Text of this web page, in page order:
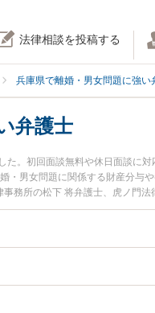
法律相談を投稿する
兵庫県で離婚・男女問題に強い
弁護士
。初回面談無料や休日面談に
・男女問題に関係する財産分
務所の松下 将弁護士、虎ノ門
ラハラ離婚のトラブルを今す
兵庫県内の弁護士に相談予約し